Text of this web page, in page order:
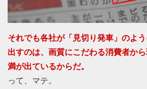
それでも各社が「見切り発車」のよ
出すのは、画質にこだわる消費者か
満が出ているからだ。
って、マテ。